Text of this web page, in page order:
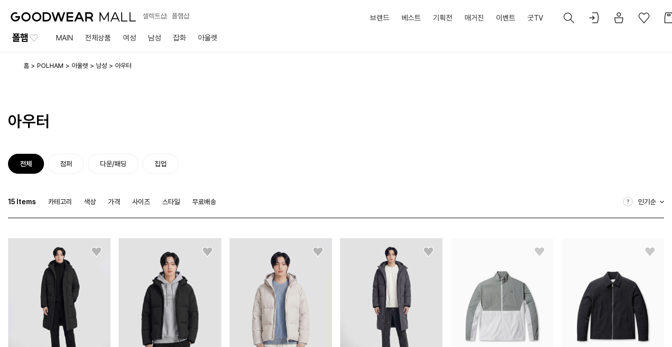
셀렉트샵 폴햄샵
폴햄 MAIN 전체상품 여성 남성 잡화 아울렛
브랜드 베스트 기획전 매거진 이벤트 굿TV
홈 POLHAM 아울렛 남성 아우터
아우터
전체 점퍼 다운/패딩 집업
15 Items 카테고리 색상 가격 사이즈 스타일 무료배송 인기순